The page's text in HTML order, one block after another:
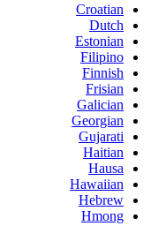
Croatian
Dutch
Estonian
Filipino
Finnish
Frisian
Galician
Georgian
Gujarati
Haitian
Hausa
Hawaiian
Hebrew
Hmong